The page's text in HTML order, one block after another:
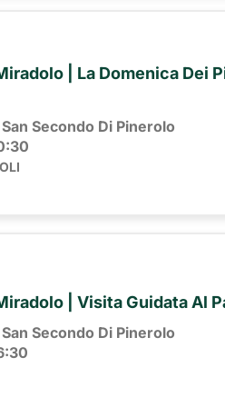
| La Domenica Dei
San Secondo Di Pinerolo
| Visita Guidata Al
San Secondo Di Pinerolo